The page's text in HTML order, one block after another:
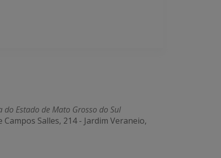
do Estado de Mato Grosso do Sul
Campos Salles, 214 - Jardim Veraneio,